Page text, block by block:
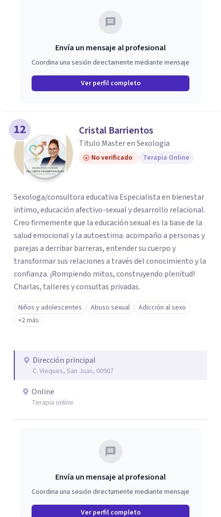
Envía un mensaje al profesional
Coordina una sesión directamente mediante mensaje
Ver perfil completo
12 Cristal Barrientos
Titulo Master en Sexologia
No verificado Terapia Online
Sexologa/consultora educativa Especialista en bienestar
intimo, educación afectivo-sexual y desarrollo relacional.
Creo firmemente que la educación sexual es la base de la
salud emocional y la autoestima. acompaño a personas y
parejas a derribar barreras, entender su cuerpo y
transformar sus relaciones a través del conocimiento y la
confianza. ¡Rompiendo mitos, construyendo plenitud!
Charlas, talleres y consultas privadas.
Niños y adolescentes Abuso sexual
Adicción al sexo
+2 más
Dirección principal
C. Vieques, San Juan, 00907
Online
Terapia online
Envía un mensaje al profesional
Coordina una sesión directamente mediante mensaje
Ver perfil completo